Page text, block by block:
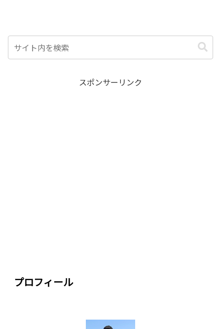
スポンサーリンク
プロフィール